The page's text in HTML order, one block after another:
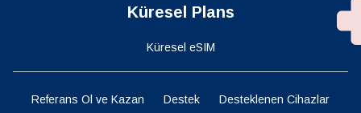
Küresel Plans
Küresel eSIM
Referans Ol ve Kazan Destek Desteklenen Cihazlar